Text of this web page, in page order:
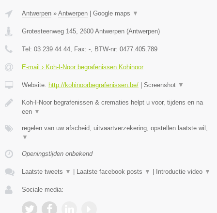
Antwerpen » Antwerpen | Google maps ▼
Grotesteenweg 145 2600 Antwerpen (Antwerpen)
Tel: 03 239 44 44 , Fax: - , BTW-nr: 0477.405.789
E-mail › Koh-I-Noor begrafenissen Kohinoor
Website: http://kohinoorbegrafenissen.be/ | Screenshot ▼
Koh-I-Noor begrafenissen & crematies helpt u voor, tijdens en na
een ▼
regelen van uw afscheid, uitvaartverzekering, opstellen laatste wil,
▼
Openingstijden onbekend
Laatste tweets ▼ | Laatste facebook posts ▼ | Introductie video ▼
Sociale media: